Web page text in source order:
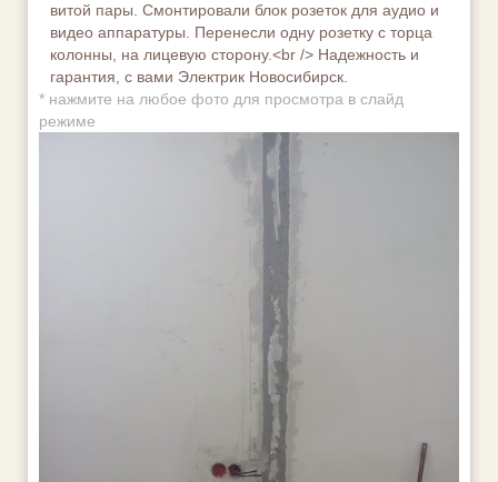
витой пары. Смонтировали блок розеток для аудио и
видео аппаратуры. Перенесли одну розетку с торца
колонны, на лицевую сторону.<br /> Надежность и
гарантия, с вами Электрик Новосибирск.
* нажмите на любое фото для просмотра в слайд
режиме